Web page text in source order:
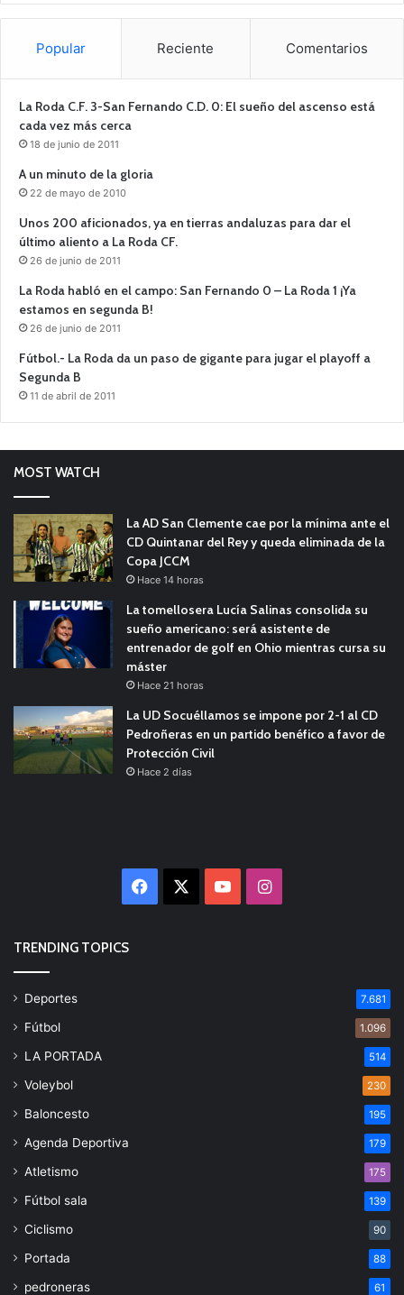
Popular Reciente Comentarios
La Roda C.F. 3-San Fernando C.D. 0: El sueño del ascenso está
cada vez más cerca
18 de junio de 2011
A un minuto de la gloria
22 de mayo de 2010
Unos 200 aficionados, ya en tierras andaluzas para dar el
último aliento a La Roda CF.
26 de junio de 2011
La Roda habló en el campo: San Fernando 0 – La Roda 1 ¡Ya
estamos en segunda B!
26 de junio de 2011
Fútbol.- La Roda da un paso de gigante para jugar el playoff a
Segunda B
11 de abril de 2011
MOST WATCH
La AD San Clemente cae por la mínima ante el
CD Quintanar del Rey y queda eliminada de la
Copa JCCM
Hace 14 horas
La tomellosera Lucía Salinas consolida su
sueño americano: será asistente de
entrenador de golf en Ohio mientras cursa su
máster
Hace 21 horas
La UD Socuéllamos se impone por 2-1 al CD
Pedroñeras en un partido benéfico a favor de
Protección Civil
Hace 2 días
Facebook YouTubeInstagram
TRENDING TOPICS
Deportes 7.681
Fútbol 1.096
LA PORTADA 514
Voleybol 230
Baloncesto 195
Agenda Deportiva 179
Atletismo 175
Fútbol sala 139
Ciclismo 90
Portada 88
pedroneras 61